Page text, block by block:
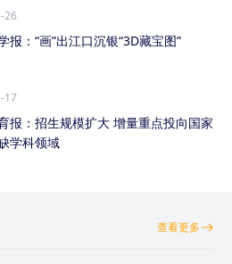
26
报：“画”出江口沉银“3D藏宝图”
17
报：招生规模扩大 增量重点投向国家
学科领域
查看更多